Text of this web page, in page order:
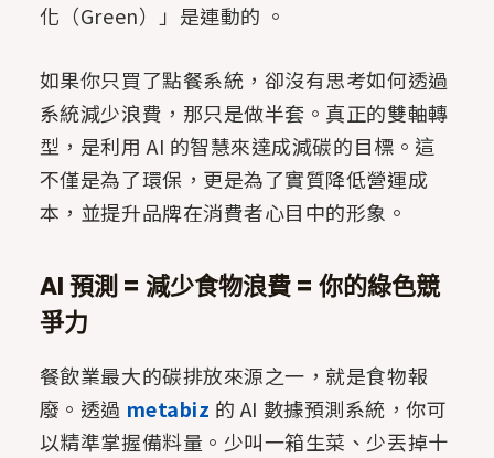
化（Green）」是連動的 。
如果你只買了點餐系統，卻沒有思考如何透過
系統減少浪費，那只是做半套。真正的雙軸轉
型，是利用 AI 的智慧來達成減碳的目標。這
不僅是為了環保，更是為了實質降低營運成
本，並提升品牌在消費者心目中的形象。
AI 預測 = 減少食物浪費 = 你的綠色競
爭力
餐飲業最大的碳排放來源之一，就是食物報
廢。透過 metabiz 的 AI 數據預測系統，你可
以精準掌握備料量。少叫一箱生菜、少丟掉十